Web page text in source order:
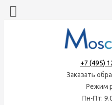
+7 (495)
Заказать
Режим
Пн-Пт: